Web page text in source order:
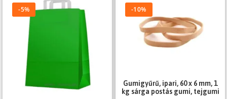
-5% -10%
Gumigyűrű, ipari, 60 x 6 mm, 1
kg sárga postás gumi, tejgumi